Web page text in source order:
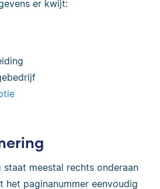
er kwijt:
staat meestal rechts onderaan
het paginanummer eenvoudig